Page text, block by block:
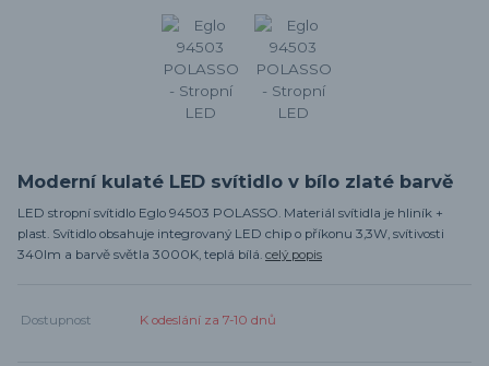
Moderní kulaté LED svítidlo v bílo zlaté barvě
LED stropní svítidlo Eglo 94503 POLASSO. Materiál svítidla je hliník +
plast. Svítidlo obsahuje integrovaný LED chip o příkonu 3,3W, svítivosti
340lm a barvě světla 3000K, teplá bílá. celý popis
Dostupnost K odeslání za 7-10 dnů